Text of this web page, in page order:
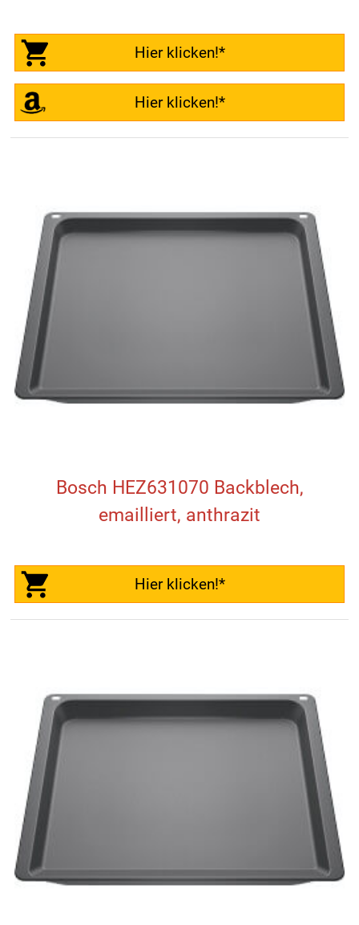
Hier klicken!*
Hier klicken!*
Bosch HEZ631070 Backblech,
emailliert, anthrazit
Hier klicken!*